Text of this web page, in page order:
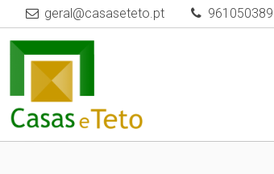
geral@casaseteto.pt 961050389